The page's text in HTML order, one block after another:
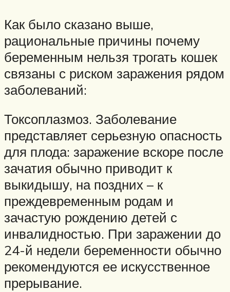
Как было сказано выше,
рациональные причины почему
беременным нельзя трогать кошек
связаны с риском заражения рядом
заболеваний:
Токсоплазмоз. Заболевание
представляет серьезную опасность
для плода: заражение вскоре после
зачатия обычно приводит к
выкидышу, на поздних – к
преждевременным родам и
зачастую рождению детей с
инвалидностью. При заражении до
24-й недели беременности обычно
рекомендуются ее искусственное
прерывание.